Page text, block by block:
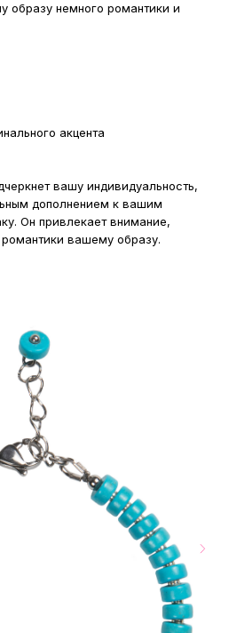
образу немного романтики и
акцента
вашу индивидуальность,
дополнением к вашим
Он привлекает внимание,
вашему образу.
по адресу